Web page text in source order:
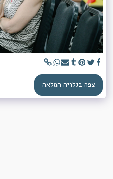
צפה בגלריה המלאה